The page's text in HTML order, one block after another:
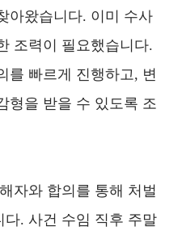
아왔습니다. 이미 수사
조력이 필요했습니다.
를 빠르게 진행하고, 변
형을 받을 수 있도록 조
자와 합의를 통해 처벌
. 사건 수임 직후 주말